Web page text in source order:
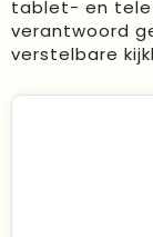
tablet- en
verantwoord
verstelbare